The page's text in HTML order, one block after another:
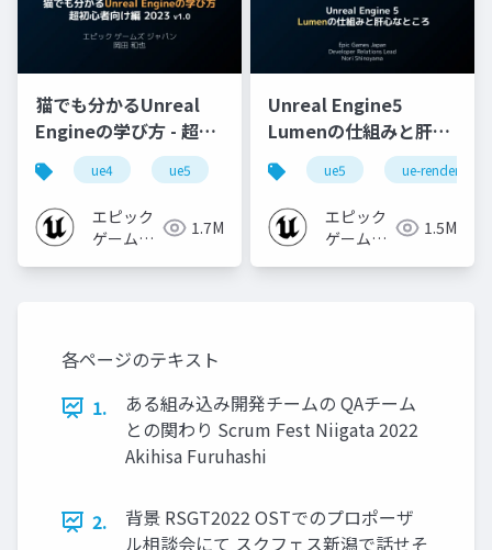
猫でも分かるUnreal
Engineの学び方 - 超初
心者向け編 - 2023 v1.0
ue4 ue5 ue-beginner
エピック
ゲームズ
1.7M
Unreal Engine5
Lumenの仕組みと肝心
なところ
ue5 ue-rendering
エピック
ゲームズ
1.5M
各ページのテキスト
1.
ある組み込み開発チームの QAチーム
との関わり Scrum Fest Niigata 2022
Akihisa Furuhashi
2.
背景 RSGT2022 OSTでのプロポーザ
ル相談会にて スクフェス新潟で話せそ